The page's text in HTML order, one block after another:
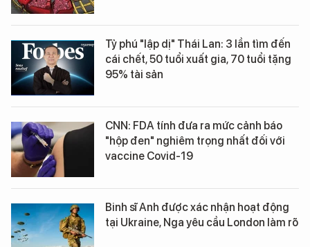
Tỷ phú "lập dị" Thái Lan: 3 lần tìm đến
cái chết, 50 tuổi xuất gia, 70 tuổi tặng
95% tài sản
CNN: FDA tính đưa ra mức cảnh báo
"hộp đen" nghiêm trọng nhất đối với
vaccine Covid-19
Binh sĩ Anh được xác nhận hoạt động
tại Ukraine, Nga yêu cầu London làm rõ